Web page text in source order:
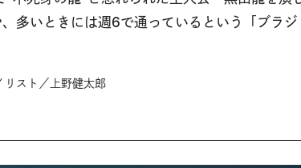
多いときには週6で通っているという「ブラ
スト／上野健太郎